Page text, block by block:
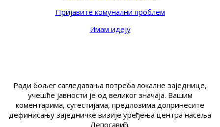
Пријавите комунални проблем
Имам идеју
Ради бољег сагледавања потреба локалне заједнице,
учешће јавности је од великог значаја. Вашим
коментарима, сугестијама, предлозима допринесите
дефинисању заједничке визије уређења центра насеља
Лепосавић.